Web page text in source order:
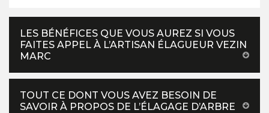
LES BÉNÉFICES QUE VOUS AUREZ SI VOUS
FAITES APPEL À L’ARTISAN ÉLAGUEUR VEZIN
MARC
TOUT CE DONT VOUS AVEZ BESOIN DE
SAVOIR À PROPOS DE L’ÉLAGAGE D’ARBRE